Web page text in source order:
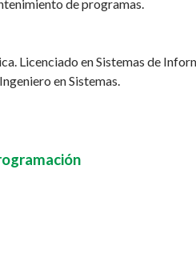
de programas.
Licenciado en Sistemas de
en Sistemas.